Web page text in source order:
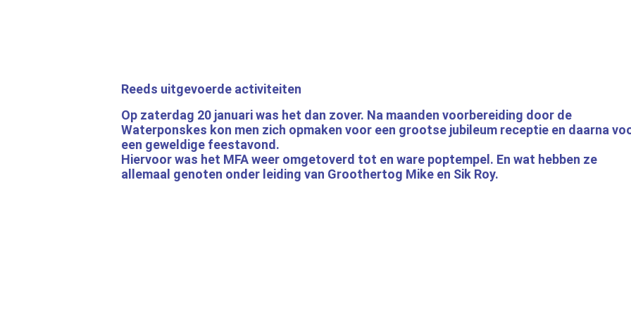
Reeds uitgevoerde activiteiten
Op zaterdag 20 januari was het dan zover. Na maanden voorbereiding door de
Waterponskes kon men zich opmaken voor een grootse jubileum receptie en daarna
een geweldige feestavond.
Hiervoor was het MFA weer omgetoverd tot en ware poptempel. En wat hebben ze
allemaal genoten onder leiding van Groothertog Mike en Sik Roy.